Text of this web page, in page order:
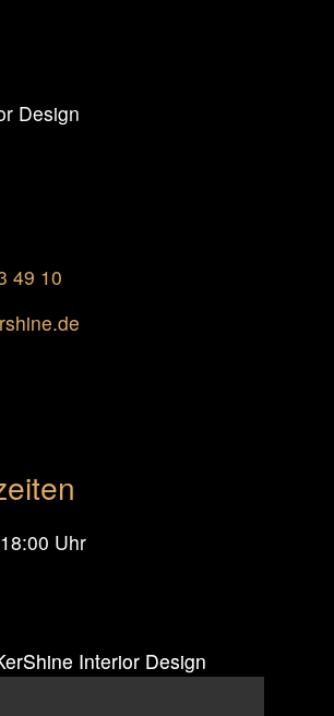
Design
49 10
Uhr
Interior Design